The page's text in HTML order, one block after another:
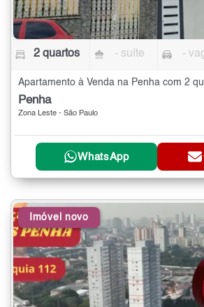
2 quartos - suíte -
Apartamento à Venda na Penha com 2
Penha
Zona Leste - São Paulo
WhatsApp
Imóvel novo